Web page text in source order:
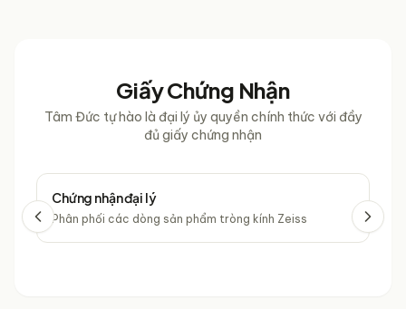
Giấy Chứng Nhận
Tâm Đức tự hào là đại lý ủy quyền chính thức với đầy
đủ giấy chứng nhận
Chứng nhận đại lý
Phân phối các dòng sản phẩm tròng kính Zeiss